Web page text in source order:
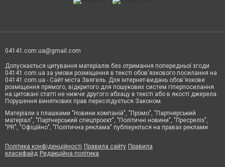
04141.com.ua@gmail.com
Допускається цитування матеріалів без отримання попередньої згоди
04141.com.ua за умови розміщення в тексті обов'язкового посилання на
04141.com.ua - Сайт міста Звягель. Для інтернет-видань обов'язкове
розміщення прямого, відкритого для пошукових систем гіперпосилання
на цитовані статті не нижче другого абзацу в тексті або в якості джерела.
Порушення виняткових прав переслідується Законом.
Матеріали з плашками "Новини компаній", "Промо", "Партнерський
матеріал", "Партнерський спецпроєкт", "Політичні новини", "Пресреліз",
"PR", "Офіційно", "Політична реклама" публікуються на правах реклами.
Політика конфіденційності Правила сайту Правила
класифайд Редакційна політика